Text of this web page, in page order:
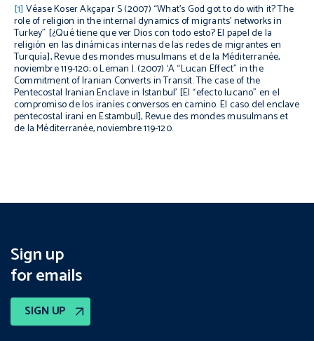
[1] Véase Koser Akçapar S (2007) “What’s God got to do with it? The
role of religion in the internal dynamics of migrants’ networks in
Turkey” [¿Qué tiene que ver Dios con todo esto? El papel de la
religión en las dinámicas internas de las redes de migrantes en
Turquía],Revue des mondes musulmans et de la Méditerranée,
noviembre 119-120; o Leman J. (2007) ‘A “Lucan Effect” in the
Commitment of Iranian Converts in Transit. The case of the
Pentecostal Iranian Enclave in Istanbul’ [El “efecto lucano” en el
compromiso de los iraníes conversos en camino. El caso del enclave
pentecostal iraní en Estambul],Revue des mondes musulmans et
de la Méditerranée,noviembre 119-120.
Sign up
for emails
SIGN UP